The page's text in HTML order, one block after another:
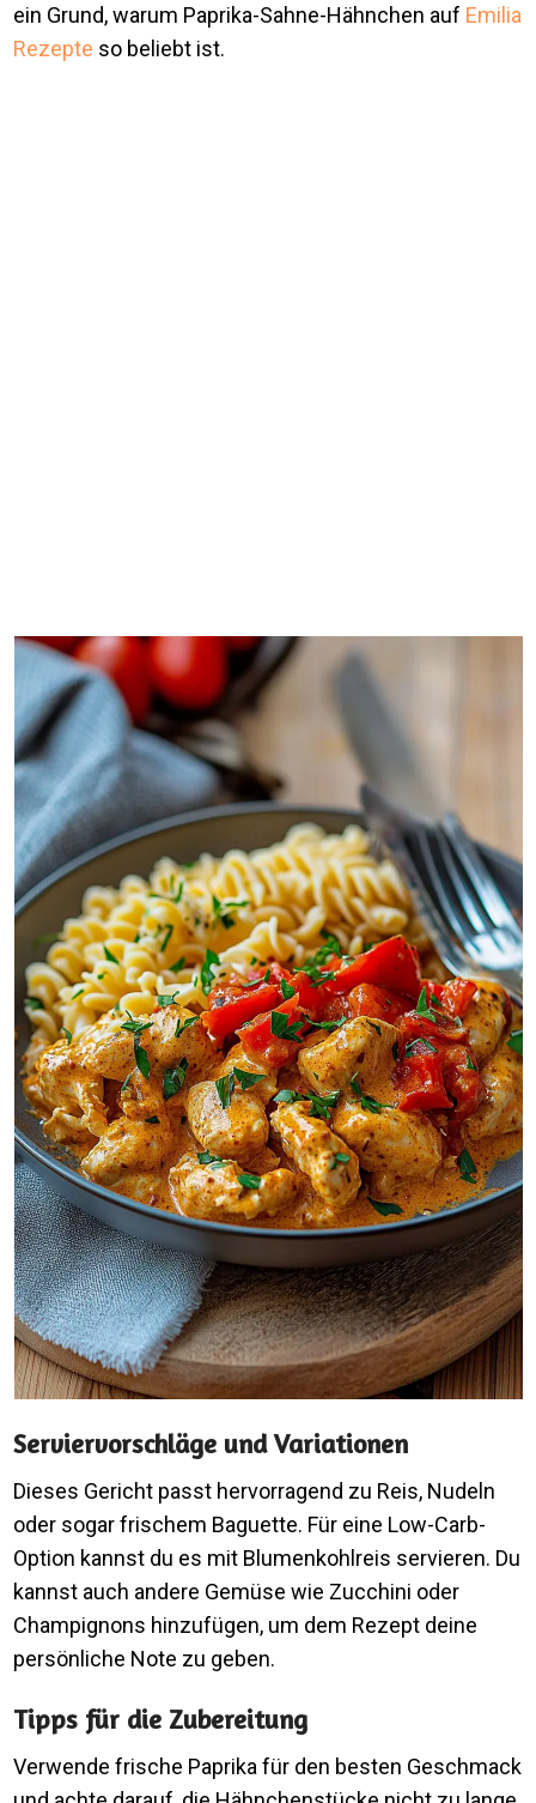
ein Grund, warum Paprika-Sahne-Hähnchen auf Emilia
Rezepte so beliebt ist.
Serviervorschläge und Variationen
Dieses Gericht passt hervorragend zu Reis, Nudeln
oder sogar frischem Baguette. Für eine Low-Carb-
Option kannst du es mit Blumenkohlreis servieren. Du
kannst auch andere Gemüse wie Zucchini oder
Champignons hinzufügen, um dem Rezept deine
persönliche Note zu geben.
Tipps für die Zubereitung
Verwende frische Paprika für den besten Geschmack